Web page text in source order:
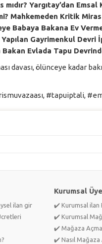
Yargıtay’dan Emsal
Mahkemeden Kritik Miras
Babaya Bakana Ev
Yapılan Gayrimenkul Devri
Evlada Tapu
davası, ölünceye kadar
#tapuiptali,
ilan gir
Kurumsal
✔️ Kurumsal ilan
✔️ Kurumsal
✔️ Mağaza Açma
✔️ Nasıl Mağaza